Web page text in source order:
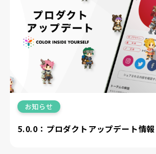
お知らせ
5.0.0：プロダクトアップデート情報